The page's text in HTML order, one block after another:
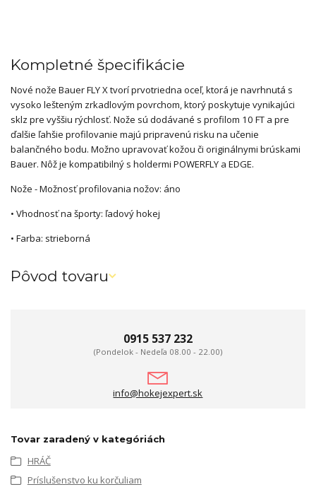
Kompletné špecifikácie
Nové nože Bauer FLY X tvorí prvotriedna oceľ, ktorá je navrhnutá s
vysoko lešteným zrkadlovým povrchom, ktorý poskytuje vynikajúci
sklz pre vyššiu rýchlosť. Nože sú dodávané s profilom 10 FT a pre
ďalšie ľahšie profilovanie majú pripravenú risku na učenie
balančného bodu. Možno upravovať kožou či originálnymi brúskami
Bauer. Nôž je kompatibilný s holdermi POWERFLY a EDGE.
Nože - Možnosť profilovania nožov: áno
• Vhodnosť na športy: ľadový hokej
• Farba: strieborná
Pôvod tovaru
0915 537 232
(Pondelok - Nedeľa 08.00 - 22.00)
info@hokejexpert.sk
Tovar zaradený v kategóriách
HRÁČ
Príslušenstvo ku korčuliam